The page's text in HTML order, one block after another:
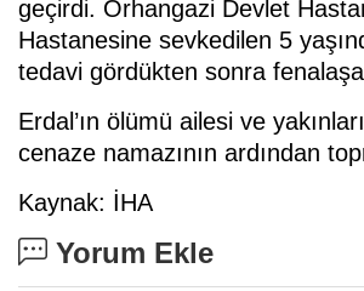
geçirdi. Orhangazi Devlet
Hastanesine sevkedilen 5
tedavi gördükten sonra
Erdal’ın ölümü ailesi ve
cenaze namazının ardından
Kaynak: İHA
Yorum Ekle